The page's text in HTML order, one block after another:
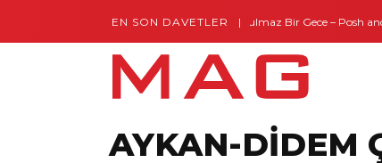
EN SON DAVETLER
Gaziantep’te Unutulmaz Bir Gece – Posh and
AYKAN-DİDEM